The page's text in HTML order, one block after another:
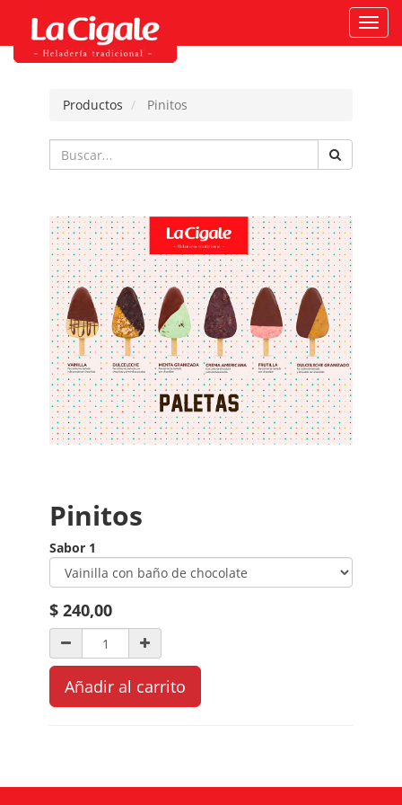
Productos Pinitos
Pinitos
Sabor 1
$ 240,00
Añadir al carrito